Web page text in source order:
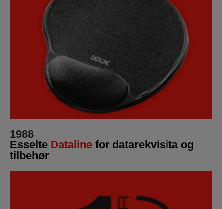
1988
Esselte Dataline for datarekvisita og
tilbehør